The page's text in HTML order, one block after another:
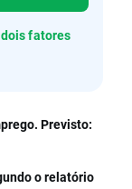
fatores
Previsto:
o relatório